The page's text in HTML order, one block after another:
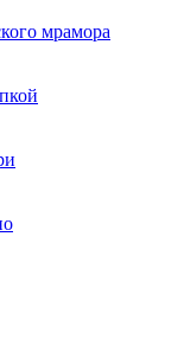
мрамора